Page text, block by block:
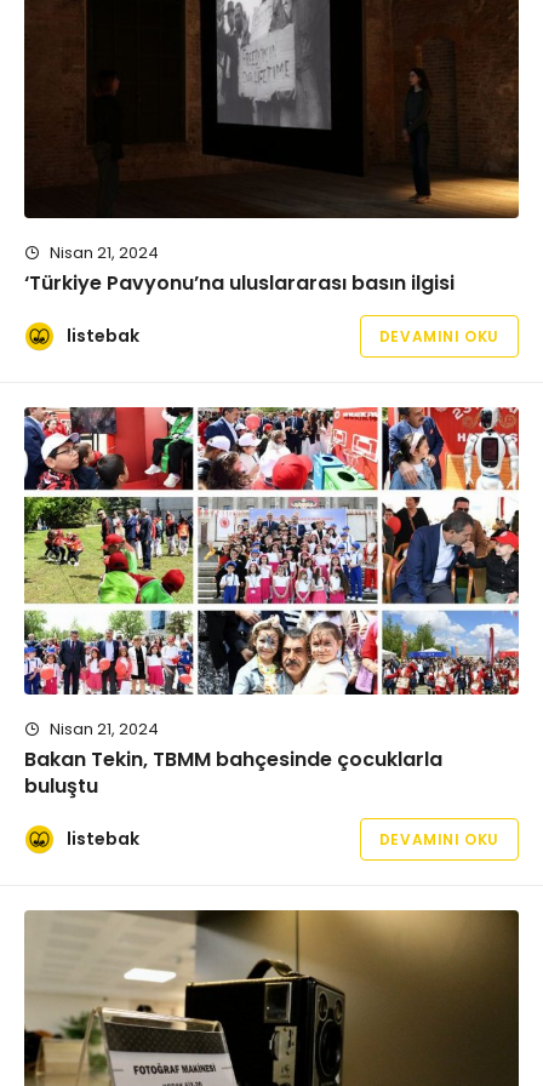
Nisan 21, 2024
‘Türkiye Pavyonu’na uluslararası basın ilgisi
listebak DEVAMINI OKU
Nisan 21, 2024
Bakan Tekin, TBMM bahçesinde çocuklarla
buluştu
listebak DEVAMINI OKU